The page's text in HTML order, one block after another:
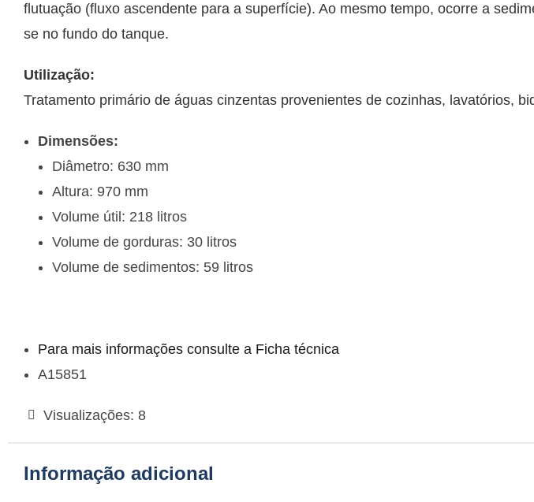
flutuação (fluxo ascendente para a superfície). Ao mesmo tempo, ocorre a
se no fundo do tanque.
Utilização:
Tratamento primário de águas cinzentas provenientes de cozinhas, lavatórios,
Dimensões:
Diâmetro: 630 mm
Altura: 970 mm
Volume útil: 218 litros
Volume de gorduras: 30 litros
Volume de sedimentos: 59 litros
Para mais informações consulte a Ficha técnica
A15851
Visualizações: 8
Informação adicional